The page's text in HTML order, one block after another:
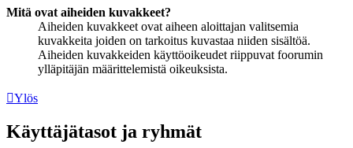
Mitä ovat aiheiden kuvakkeet?
Aiheiden kuvakkeet ovat aiheen aloittajan valitsemia
kuvakkeita joiden on tarkoitus kuvastaa niiden sisältöä.
Aiheiden kuvakkeiden käyttöoikeudet riippuvat foorumin
ylläpitäjän määrittelemistä oikeuksista.
Ylös
Käyttäjätasot ja ryhmät